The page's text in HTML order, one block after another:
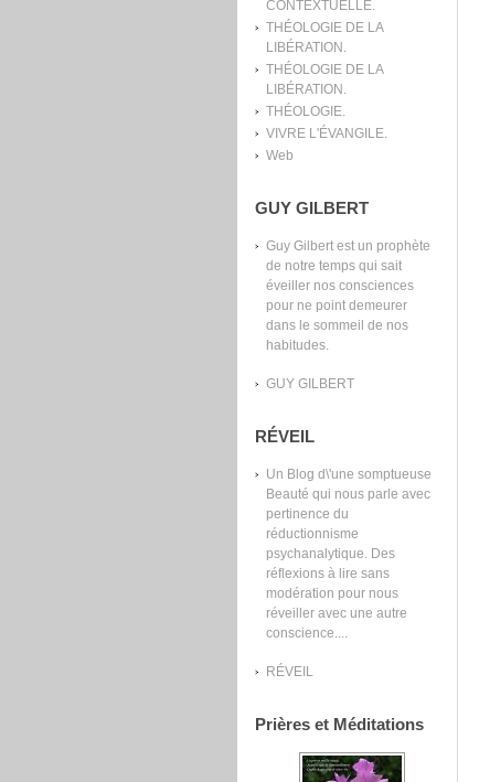
CONTEXTUELLE.
THÉOLOGIE DE LA
LIBÉRATION.
THÉOLOGIE DE LA
LIBÉRATION.
THÉOLOGIE.
VIVRE L'ÉVANGILE.
Web
GUY GILBERT
Guy Gilbert est un prophète
de notre temps qui sait
éveiller nos consciences
pour ne point demeurer
dans le sommeil de nos
habitudes.
GUY GILBERT
RÉVEIL
Un Blog d\'une somptueuse
Beauté qui nous parle avec
pertinence du
réductionnisme
psychanalytique. Des
réflexions à lire sans
modération pour nous
réveiller avec une autre
conscience....
RÉVEIL
Prières et Méditations